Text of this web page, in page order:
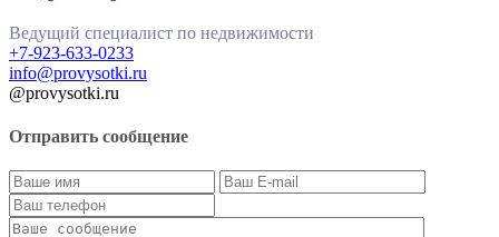
Ведущий специалист по недвижимости
+7-923-633-0233
info@provysotki.ru
@provysotki.ru
Отправить сообщение